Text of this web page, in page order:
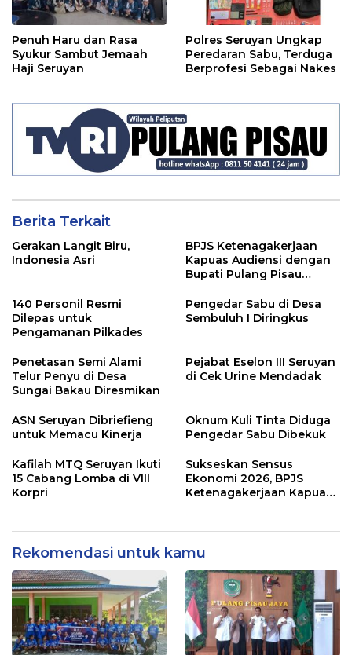
Penuh Haru dan Rasa
Syukur Sambut Jemaah
Haji Seruyan
Polres Seruyan Ungkap
Peredaran Sabu, Terduga
Berprofesi Sebagai Nakes
Berita Terkait
Gerakan Langit Biru,
Indonesia Asri
BPJS Ketenagakerjaan
Kapuas Audiensi dengan
Bupati Pulang Pisau
Ekosistem Desa, dan
Pekerja Rentan
140 Personil Resmi
Dilepas untuk
Pengamanan Pilkades
Pengedar Sabu di Desa
Sembuluh I Diringkus
Penetasan Semi Alami
Telur Penyu di Desa
Sungai Bakau Diresmikan
Pejabat Eselon III Seruyan
di Cek Urine Mendadak
ASN Seruyan Dibriefieng
untuk Memacu Kinerja
Oknum Kuli Tinta Diduga
Pengedar Sabu Dibekuk
Kafilah MTQ Seruyan Ikuti
15 Cabang Lomba di VIII
Korpri
Sukseskan Sensus
Ekonomi 2026, BPJS
Ketenagakerjaan Kapuas
Rekomendasi untuk kamu